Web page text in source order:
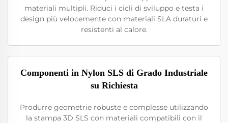
materiali multipli. Riduci i cicli di sviluppo e testa i
design più velocemente con materiali SLA duraturi e
resistenti al calore.
Componenti in Nylon SLS di Grado Industriale
su Richiesta
Produrre geometrie robuste e complesse utilizzando
la stampa 3D SLS con materiali compatibili con il